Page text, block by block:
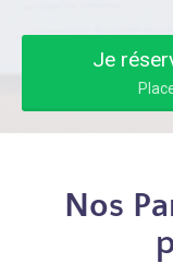
Je
Nos